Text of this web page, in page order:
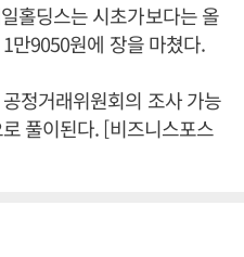
홀딩스는 시초가보다는 올
만9050원에 장을 마쳤다.
정거래위원회의 조사 가능
풀이된다. [비즈니스포스